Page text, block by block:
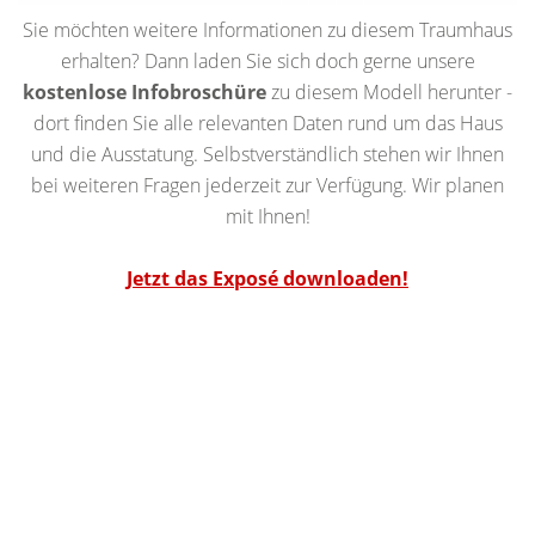
Sie möchten weitere Informationen zu diesem Traumhaus
erhalten? Dann laden Sie sich doch gerne unsere
kostenlose Infobroschürezu diesem Modell herunter -
dort finden Sie alle relevanten Daten rund um das Haus
und die Ausstatung. Selbstverständlich stehen wir Ihnen
bei weiteren Fragen jederzeit zur Verfügung. Wir planen
mit Ihnen!
Jetzt das Exposé downloaden!